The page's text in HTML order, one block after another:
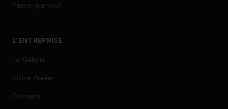
Passe-partout
L'ENTREPRISE
La Galerie
Notre Atelier
Contact